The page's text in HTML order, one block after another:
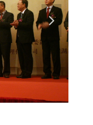
넲